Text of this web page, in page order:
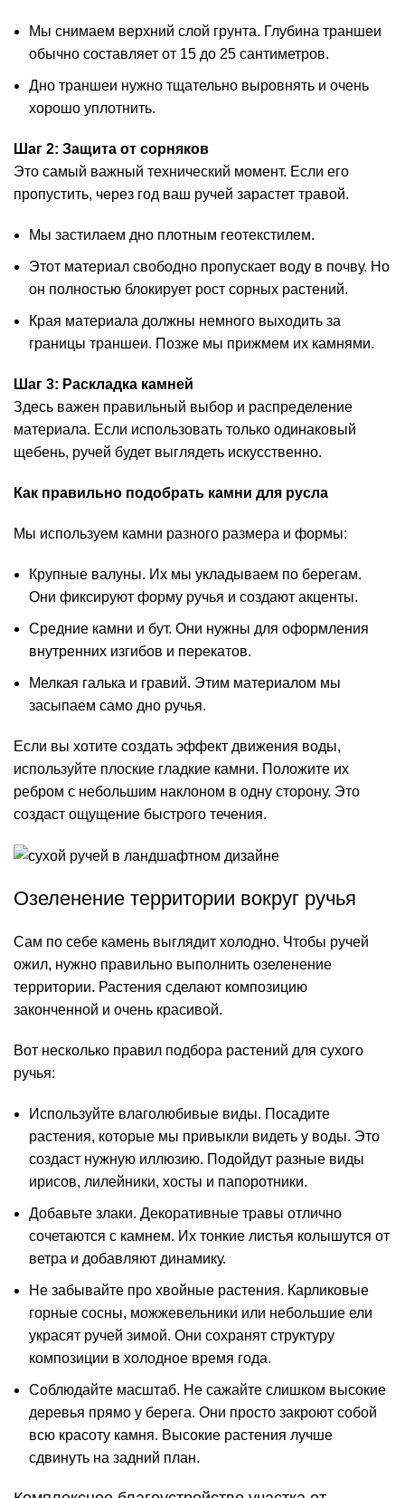
Мы снимаем верхний слой грунта. Глубина траншеи
обычно составляет от 15 до 25 сантиметров.
Дно траншеи нужно тщательно выровнять и очень
хорошо уплотнить.
Шаг 2: Защита от сорняков
Это самый важный технический момент. Если его
пропустить, через год ваш ручей зарастет травой.
Мы застилаем дно плотным геотекстилем.
Этот материал свободно пропускает воду в почву. Но
он полностью блокирует рост сорных растений.
Края материала должны немного выходить за
границы траншеи. Позже мы прижмем их камнями.
Шаг 3: Раскладка камней
Здесь важен правильный выбор и распределение
материала. Если использовать только одинаковый
щебень, ручей будет выглядеть искусственно.
Как правильно подобрать камни для русла
Мы используем камни разного размера и формы:
Крупные валуны. Их мы укладываем по берегам.
Они фиксируют форму ручья и создают акценты.
Средние камни и бут. Они нужны для оформления
внутренних изгибов и перекатов.
Мелкая галька и гравий. Этим материалом мы
засыпаем само дно ручья.
Если вы хотите создать эффект движения воды,
используйте плоские гладкие камни. Положите их
ребром с небольшим наклоном в одну сторону. Это
создаст ощущение быстрого течения.
Озеленение территории вокруг ручья
Сам по себе камень выглядит холодно. Чтобы ручей
ожил, нужно правильно выполнить озеленение
территории. Растения сделают композицию
законченной и очень красивой.
Вот несколько правил подбора растений для сухого
ручья:
Используйте влаголюбивые виды. Посадите
растения, которые мы привыкли видеть у воды. Это
создаст нужную иллюзию. Подойдут разные виды
ирисов, лилейники, хосты и папоротники.
Добавьте злаки. Декоративные травы отлично
сочетаются с камнем. Их тонкие листья колышутся от
ветра и добавляют динамику.
Не забывайте про хвойные растения. Карликовые
горные сосны, можжевельники или небольшие ели
украсят ручей зимой. Они сохранят структуру
композиции в холодное время года.
Соблюдайте масштаб. Не сажайте слишком высокие
деревья прямо у берега. Они просто закроют собой
всю красоту камня. Высокие растения лучше
сдвинуть на задний план.